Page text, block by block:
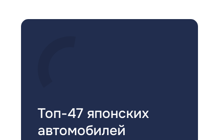
Топ-47 японских
автомобилей